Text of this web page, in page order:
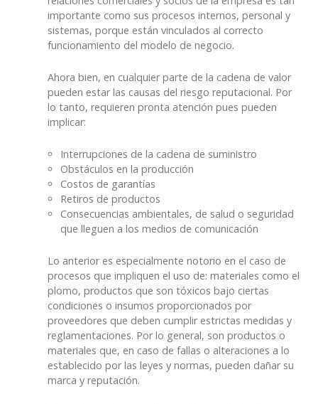
importante como sus procesos internos, personal y
sistemas, porque están vinculados al correcto
funcionamiento del modelo de negocio.
Ahora bien, en cualquier parte de la cadena de valor
pueden estar las causas del riesgo reputacional. Por
lo tanto, requieren pronta atención pues pueden
implicar:
Interrupciones de la cadena de suministro
Obstáculos en la producción
Costos de garantías
Retiros de productos
Consecuencias ambientales, de salud o seguridad
que lleguen a los medios de comunicación
Lo anterior es especialmente notorio en el caso de
procesos que impliquen el uso de: materiales como el
plomo, productos que son tóxicos bajo ciertas
condiciones o insumos proporcionados por
proveedores que deben cumplir estrictas medidas y
reglamentaciones. Por lo general, son productos o
materiales que, en caso de fallas o alteraciones a lo
establecido por las leyes y normas, pueden dañar su
marca y reputación.